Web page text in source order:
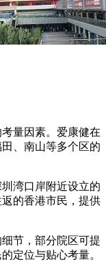
量因素。爱康健在
、南山等多个区的
湾口岸附近设立的
的香港市民，提供
节，部分院区可提
定位与贴心考量。